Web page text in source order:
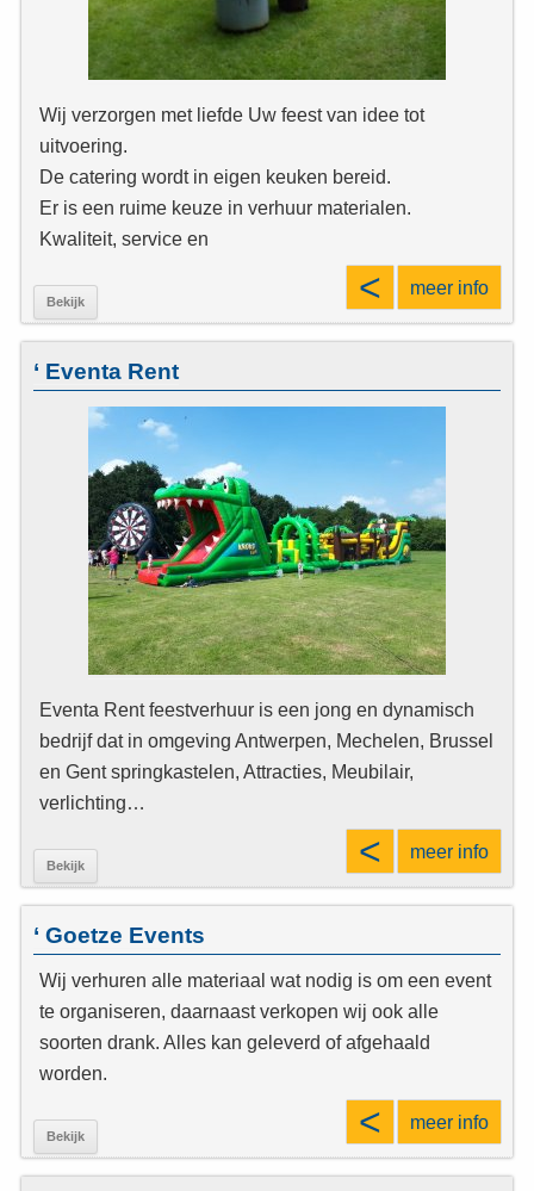
Wij verzorgen met liefde Uw feest van idee tot
uitvoering.
De catering wordt in eigen keuken bereid.
Er is een ruime keuze in verhuur materialen.
Kwaliteit, service en
Bekijk < meer info
‘ Eventa Rent
Eventa Rent feestverhuur is een jong en dynamisch
bedrijf dat in omgeving Antwerpen, Mechelen, Brussel
en Gent springkastelen, Attracties, Meubilair,
verlichting…
Bekijk < meer info
‘ Goetze Events
Wij verhuren alle materiaal wat nodig is om een event
te organiseren, daarnaast verkopen wij ook alle
soorten drank. Alles kan geleverd of afgehaald
worden.
Bekijk < meer info